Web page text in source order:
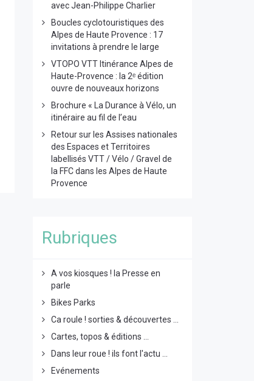
avec Jean-Philippe Charlier
Boucles cyclotouristiques des
Alpes de Haute Provence : 17
invitations à prendre le large
VTOPO VTT Itinérance Alpes de
Haute-Provence : la 2ᵉ édition
ouvre de nouveaux horizons
Brochure « La Durance à Vélo, un
itinéraire au fil de l’eau
Retour sur les Assises nationales
des Espaces et Territoires
labellisés VTT / Vélo / Gravel de
la FFC dans les Alpes de Haute
Provence
Rubriques
A vos kiosques ! la Presse en
parle
Bikes Parks
Ca roule ! sorties & découvertes ...
Cartes, topos & éditions ...
Dans leur roue ! ils font l'actu ...
Evénements